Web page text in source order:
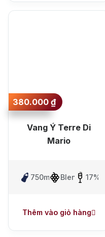
380.000₫
Vang Ý Terre Di
Mario
750ml Blen 17%
Thêm vào giỏ hàng